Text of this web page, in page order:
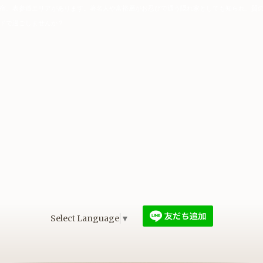
Select Language ▼